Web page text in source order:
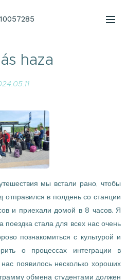
haza
мы встали рано, чтобы
отправился в полдень со станции
и приехали домой в 8 часов. Я
поездка стала для всех нас очень
познакомиться с культурой и
о процессах интеграции в
появилось несколько хороших
обмена студентами должен